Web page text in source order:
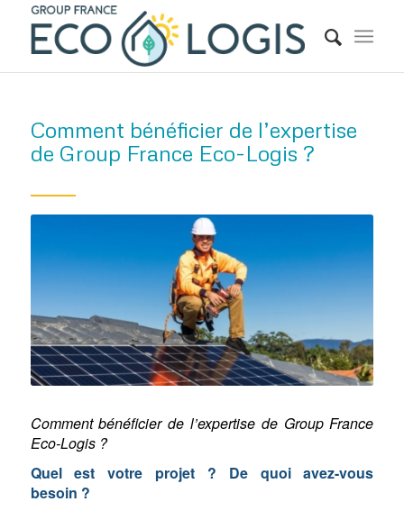
Comment bénéficier de l’expertise
de Group France Eco-Logis ?
Comment bénéficier de l’expertise de Group France
Eco-Logis ?
Quel est votre projet ? De quoi avez-vous
besoin ?